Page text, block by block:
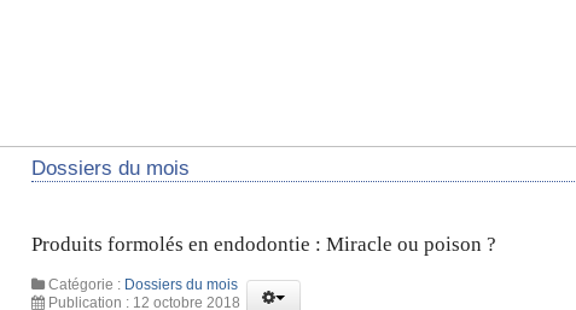
Dossiers du mois
Produits formolés en endodontie : Miracle ou poison ?
Catégorie : Dossiers du mois
Publication : 12 octobre 2018